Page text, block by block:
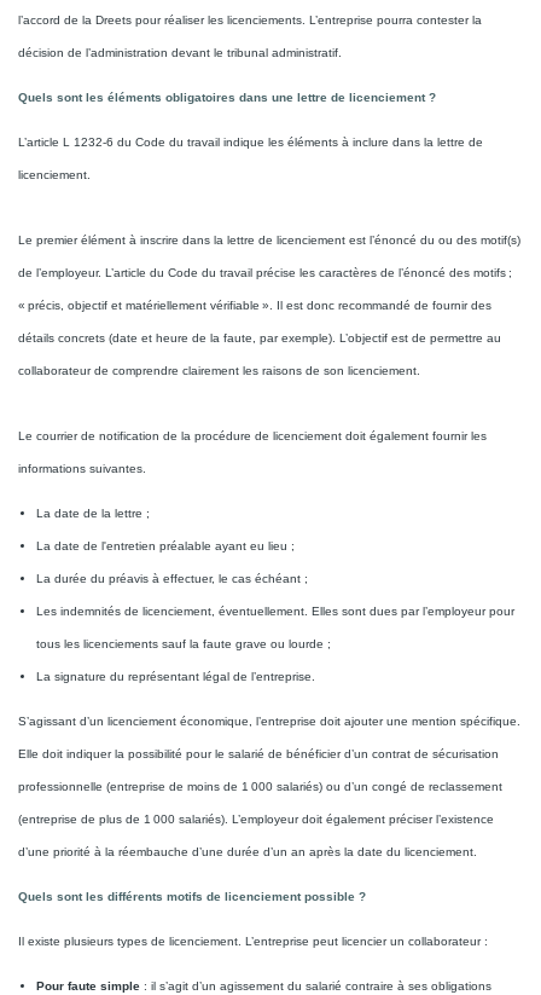
l’accord de la Dreets pour réaliser les licenciements. L’entreprise pourra contester la
décision de l’administration devant le tribunal administratif.
Quels sont les éléments obligatoires dans une lettre de licenciement ?
L’article L 1232-6 du Code du travail indique les éléments à inclure dans la lettre de
licenciement.
Le premier élément à inscrire dans la lettre de licenciement est l’énoncé du ou des motif(s)
de l’employeur. L’article du Code du travail précise les caractères de l’énoncé des motifs ;
« précis, objectif et matériellement vérifiable ». Il est donc recommandé de fournir des
détails concrets (date et heure de la faute, par exemple). L’objectif est de permettre au
collaborateur de comprendre clairement les raisons de son licenciement.
Le courrier de notification de la procédure de licenciement doit également fournir les
informations suivantes.
La date de la lettre ;
La date de l'entretien préalable ayant eu lieu ;
La durée du préavis à effectuer, le cas échéant ;
Les indemnités de licenciement, éventuellement. Elles sont dues par l’employeur pour
tous les licenciements sauf la faute grave ou lourde ;
La signature du représentant légal de l’entreprise.
S’agissant d’un licenciement économique, l’entreprise doit ajouter une mention spécifique.
Elle doit indiquer la possibilité pour le salarié de bénéficier d’un contrat de sécurisation
professionnelle (entreprise de moins de 1 000 salariés) ou d’un congé de reclassement
(entreprise de plus de 1 000 salariés). L’employeur doit également préciser l’existence
d’une priorité à la réembauche d’une durée d’un an après la date du licenciement.
Quels sont les différents motifs de licenciement possible ?
Il existe plusieurs types de licenciement. L’entreprise peut licencier un collaborateur :
Pour faute simple : il s’agit d’un agissement du salarié contraire à ses obligations